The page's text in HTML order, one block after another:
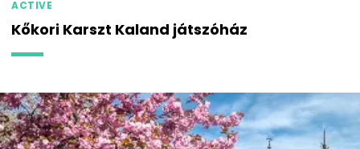
ACTIVE
Kőkori Karszt Kaland játszóház